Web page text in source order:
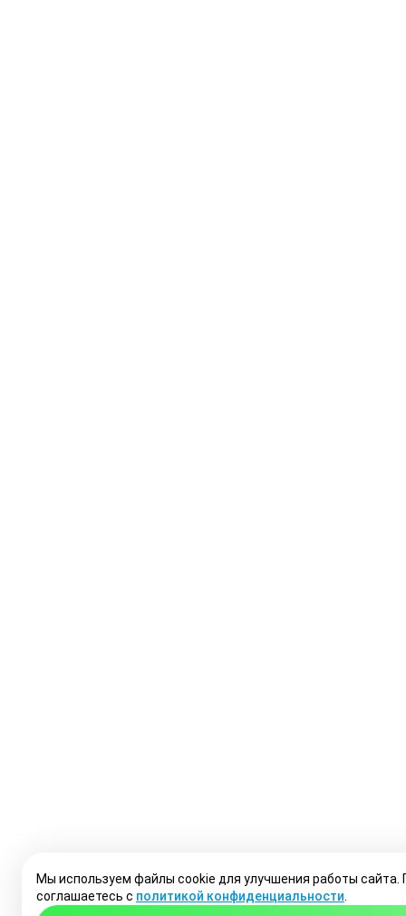
Мы используем файлы cookie для улучшения работы сайта.
соглашаетесь с политикой конфиденциальности